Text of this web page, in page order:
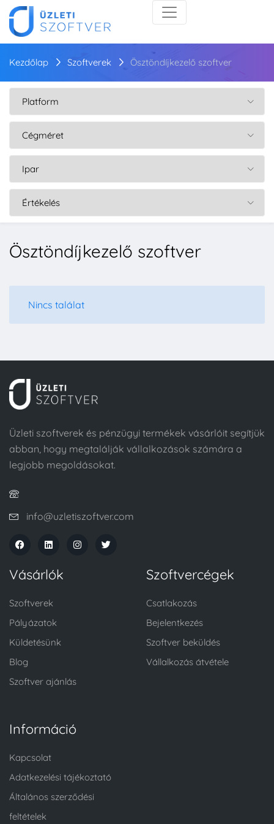
Kezdőlap Szoftverek Ösztöndíjkezelő szoftver
Ösztöndíjkezelő szoftver
Nincs találat
Üzleti szoftverek és pénzügyi termékek vásárlóit segítjük
abban, hogy megtalálják vállalkozások számára a
legjobb megoldásokat.
info@uzletiszoftver.com
Vásárlók
Szoftverek
Pályázatok
Küldetésünk
Blog
Szoftver ajánlás
Szoftvercégek
Csatlakozás
Bejelentkezés
Szoftver beküldés
Vállalkozás átvétele
Információ
Kapcsolat
Adatkezelési tájékoztató
Általános szerződési
feltételek